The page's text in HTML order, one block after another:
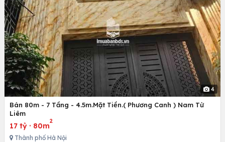
4
Bán 80m - 7 Tầng - 4.5m.Mặt Tiền.( Phương Canh ) Nam Từ
Liêm
17 tỷ · 80m
2
Thành phố Hà Nội